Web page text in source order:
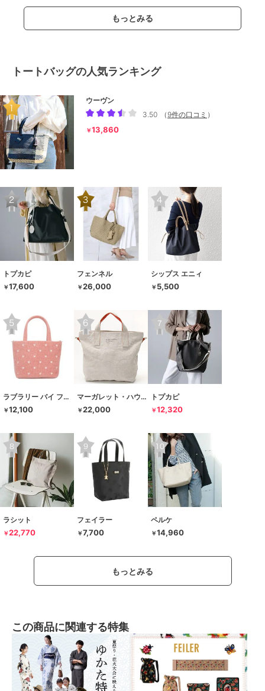
もっとみる
トートバッグの人気ランキング
ウーヴン
3.50
（ 9件の口コミ ）
￥13,860
トプカピ
￥17,600
フェンネル
￥26,000
シップス エニィ
￥ 5,500
ラブラリー バイ フェイラー
￥12,100
マーガレット・ハウエル アイデア
￥22,000
トプカピ
￥12,320
ラシット
￥22,770
フェイラー
￥7,700
ペルケ
￥14,960
もっとみる
この商品に関連する特集